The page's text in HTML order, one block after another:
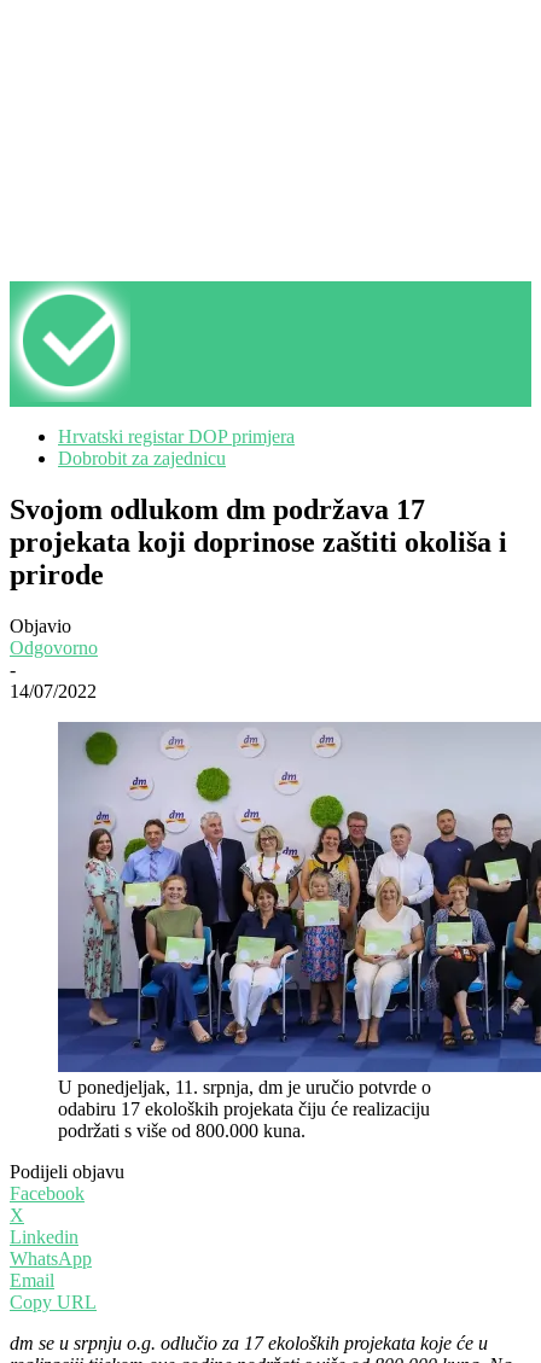
Hrvatski registar DOP primjera
Dobrobit za zajednicu
Svojom odlukom dm podržava 17
projekata koji doprinose zaštiti okoliša i
prirode
Objavio
Odgovorno
-
14/07/2022
U ponedjeljak, 11. srpnja, dm je uručio potvrde o
odabiru 17 ekoloških projekata čiju će realizaciju
podržati s više od 800.000 kuna.
Podijeli objavu
Facebook
X
Linkedin
WhatsApp
Email
Copy URL
dm se u srpnju o.g. odlučio za 17 ekoloških projekata koje će u